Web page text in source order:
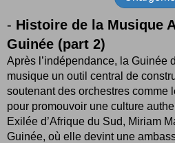
- Histoire de la Musique
Guinée (part 2)
Après l’indépendance, la Guinée
musique un outil central de
soutenant des orchestres comme
pour promouvoir une culture
Exilée d’Afrique du Sud, Miriam
Guinée, où elle devint une